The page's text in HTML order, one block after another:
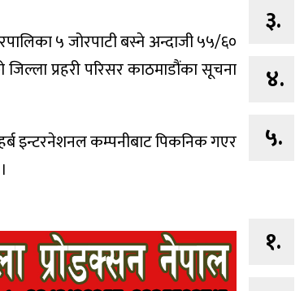
५ जोरपाटी बस्ने अन्दाजी ५५/६०
प्रहरी परिसर काठमाडौंका सूचना
हर्ब इन्टरनेशनल कम्पनीबाट पिकनिक गएर
३.
४.
५.
१.